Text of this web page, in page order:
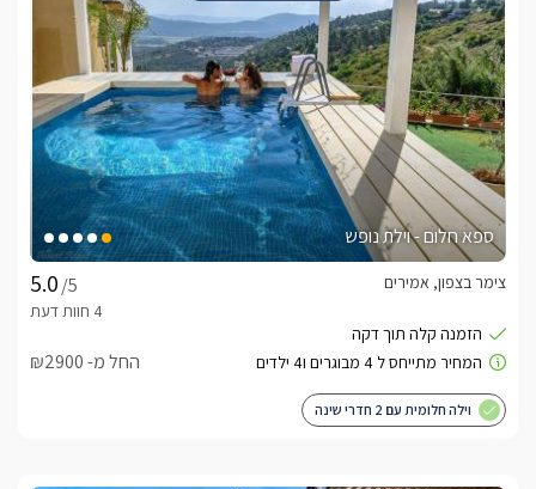
ספא חלום - וילת נופש
/5
צימר בצפון, אמירים
החל מ- ₪2900
וילה חלומית עם 2 חדרי שינה